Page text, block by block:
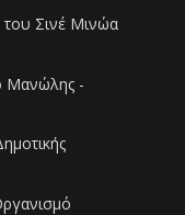
Σινέ Μινώα
Μανώλης -